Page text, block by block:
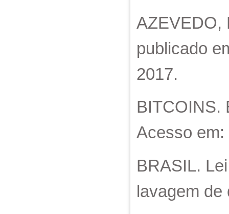
AZEVEDO,
publicado
2017.
BITCOINS.
Acesso
BRASIL.
lavagem de